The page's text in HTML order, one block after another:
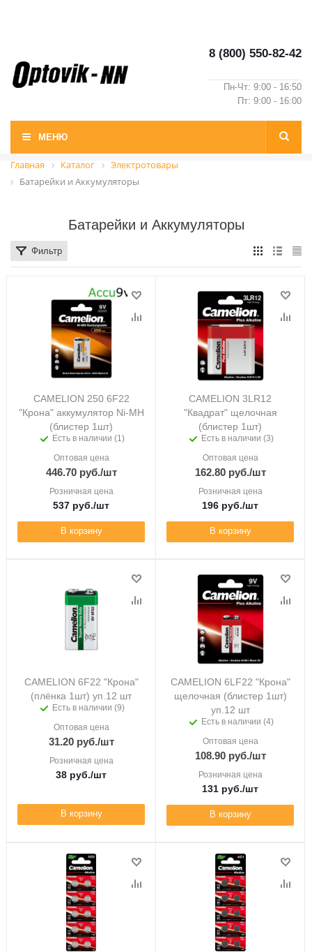
8 (800) 550-82-42
Пн-Чт: 9:00 - 16:50
Пт: 9:00 - 16:00
МЕНЮ
Главная Каталог
Электротовары
Батарейки и Аккумуляторы
Батарейки и Аккумуляторы
Фильтр
CAMELION 250 6F22
"Крона" аккумулятор Ni-MH
(блистер 1шт)
Есть в наличии (1)
Оптовая цена
446.70руб./шт
Розничная цена
537 руб./шт
В корзину
CAMELION 3LR12
"Квадрат" щелочная
(блистер 1шт)
Есть в наличии (3)
Оптовая цена
162.80руб./шт
Розничная цена
196 руб./шт
В корзину
CAMELION 6F22 "Крона"
(плёнка 1шт) уп.12 шт
Есть в наличии (9)
Оптовая цена
31.20руб./шт
Розничная цена
38 руб./шт
В корзину
CAMELION 6LF22 "Крона"
щелочная (блистер 1шт)
уп.12 шт
Есть в наличии (4)
Оптовая цена
108.90руб./шт
Розничная цена
131 руб./шт
В корзину